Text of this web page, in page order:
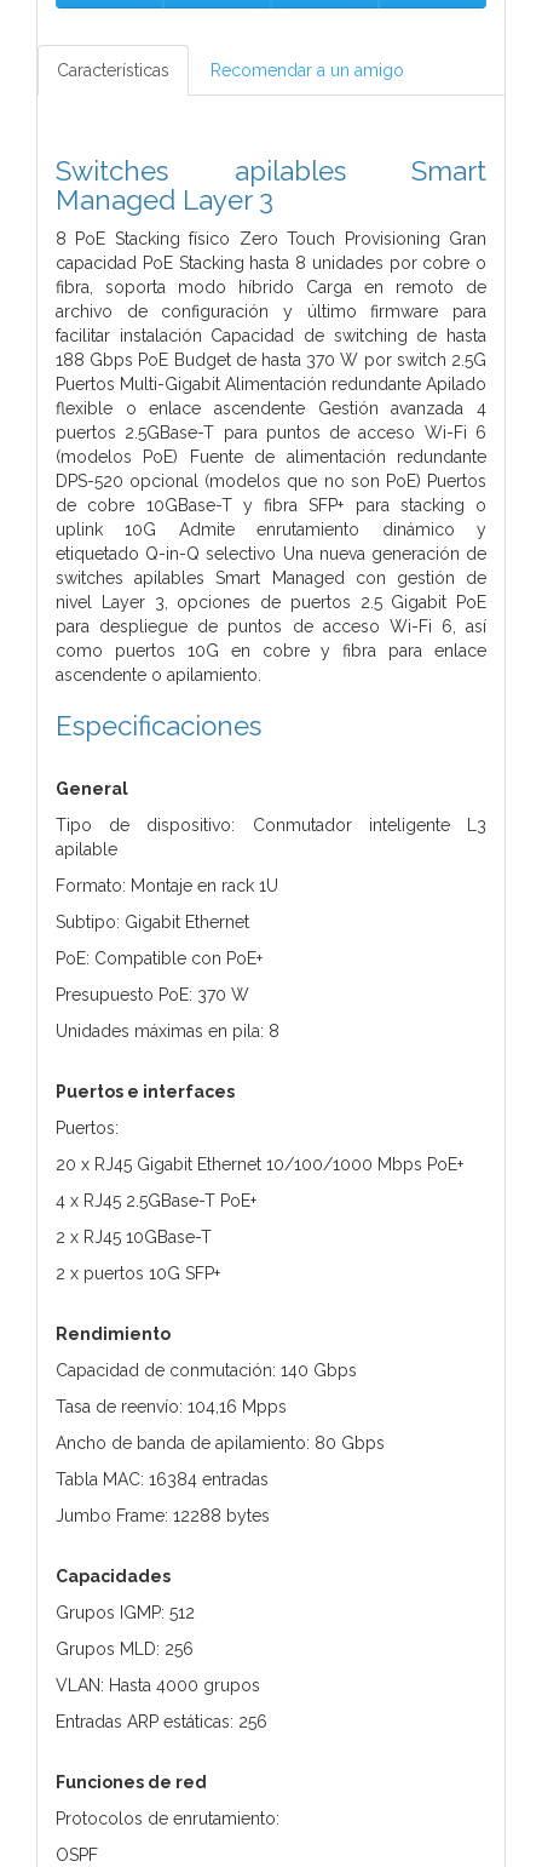
Características Recomendar a un amigo
Switches apilables Smart
Managed Layer 3
8 PoE Stacking físico Zero Touch Provisioning Gran
capacidad PoE Stacking hasta 8 unidades por cobre o
fibra, soporta modo híbrido Carga en remoto de
archivo de configuración y último firmware para
facilitar instalación Capacidad de switching de hasta
188 Gbps PoE Budget de hasta 370 W por switch 2.5G
Puertos Multi-Gigabit Alimentación redundante Apilado
flexible o enlace ascendente Gestión avanzada 4
puertos 2.5GBase-T para puntos de acceso Wi-Fi 6
(modelos PoE) Fuente de alimentación redundante
DPS-520 opcional (modelos que no son PoE) Puertos
de cobre 10GBase-T y fibra SFP+ para stacking o
uplink 10G Admite enrutamiento dinámico y
etiquetado Q-in-Q selectivo Una nueva generación de
switches apilables Smart Managed con gestión de
nivel Layer 3, opciones de puertos 2.5 Gigabit PoE
para despliegue de puntos de acceso Wi-Fi 6, así
como puertos 10G en cobre y fibra para enlace
ascendente o apilamiento.
Especificaciones
General
Tipo de dispositivo: Conmutador inteligente L3
apilable
Formato: Montaje en rack 1U
Subtipo: Gigabit Ethernet
PoE: Compatible con PoE+
Presupuesto PoE: 370 W
Unidades máximas en pila: 8
Puertos e interfaces
Puertos:
20 x RJ45 Gigabit Ethernet 10/100/1000 Mbps PoE+
4 x RJ45 2.5GBase-T PoE+
2 x RJ45 10GBase-T
2 x puertos 10G SFP+
Rendimiento
Capacidad de conmutación: 140 Gbps
Tasa de reenvío: 104,16 Mpps
Ancho de banda de apilamiento: 80 Gbps
Tabla MAC: 16384 entradas
Jumbo Frame: 12288 bytes
Capacidades
Grupos IGMP: 512
Grupos MLD: 256
VLAN: Hasta 4000 grupos
Entradas ARP estáticas: 256
Funciones de red
Protocolos de enrutamiento:
OSPF